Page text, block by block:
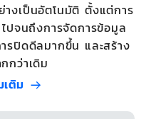
งเป็นอัตโนมัติ ตั้งแต่การ
ปจนถึงการจัดการข้อมูล
ปิดดีลมากขึ้น และสร้าง
กว่าเดิม
เติม